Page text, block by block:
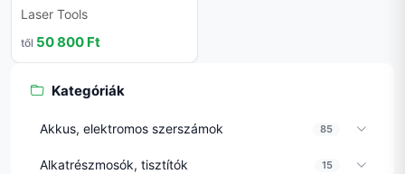
Laser Tools
től 50 800 Ft
Kategóriák
Akkus, elektromos szerszámok 85
Alkatrészmosók, tisztítók 15